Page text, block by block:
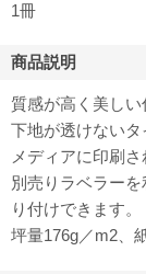
1冊
商品説明
質感が高く美し
下地が透けない
メディアに印刷
別売りラベラー
り付けできます。
坪量176g／m2、